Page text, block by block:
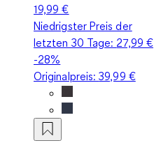
19,99 €
Niedrigster Preis der
letzten 30 Tage: 27,99 €
-28%
Originalpreis:39,99 €